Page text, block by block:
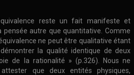
reste un fait manifeste et
pensée autre que quantitative. Comme
ne peut être qualitative étant
la qualité identique de deux
de la rationalité » (p.326). Nous ne
que deux entités physiques,